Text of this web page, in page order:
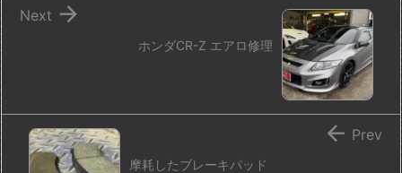
ホンダCR-Z エアロ修理

Next
摩耗したブレーキパッド
 Prev